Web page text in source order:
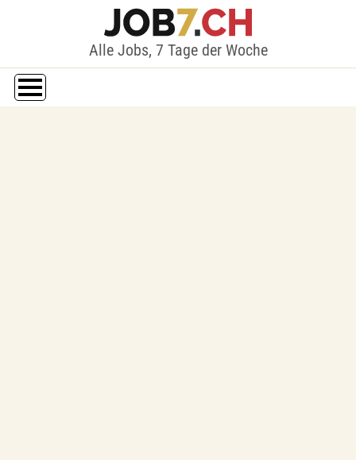
Alle Jobs, 7 Tage der Woche